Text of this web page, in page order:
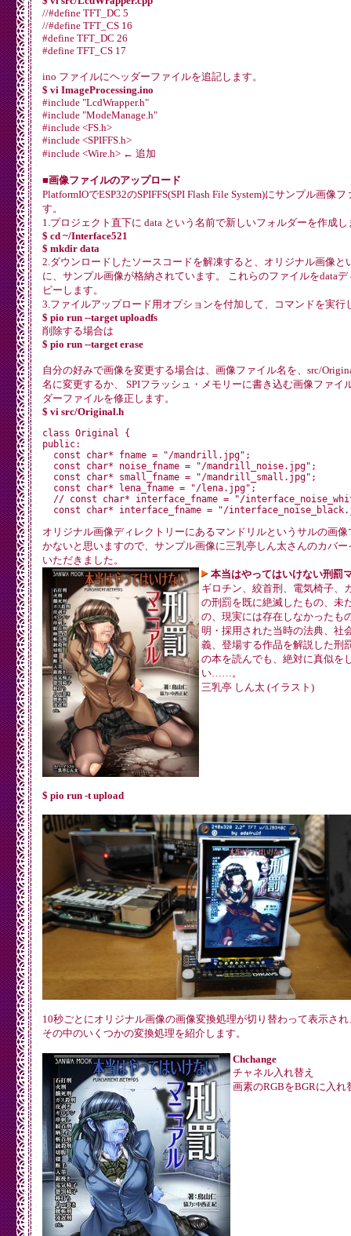
//#define TFT_DC 5
//#define TFT_CS 16
#define TFT_DC 26
#define TFT_CS 17
ino ファイルにヘッダーファイルを追記します。
$ vi ImageProcessing.ino
#include "LcdWrapper.h"
#include "ModeManage.h"
#include <FS.h>
#include <SPIFFS.h>
#include <Wire.h> ← 追加
■画像ファイルのアップロード
PlatformIOでESP32のSPIFFS(SPI Flash File System)にサンプル画像
す。
1.プロジェクト直下に data という名前で新しいフォルダーを作成し
$ cd ~/Interface521
$ mkdir data
2.ダウンロードしたソースコードを解凍すると、オリジナル画像と
に、サンプル画像が格納されています。 これらのファイルをdata
ピーします。
3.ファイルアップロード用オプションを付加して、コマンドを実行
$ pio run --target uploadfs
削除する場合は
$ pio run --target erase
自分の好みで画像を変更する場合は、画像ファイル名を、src/
名に変更するか、 SPIフラッシュ・メモリーに書き込む画像ファイ
ダーファイルを修正します。
$ vi src/Original.h
class Original {
public:
  const char* fname = "/mandrill.jpg";
  const char* noise_fname = "/mandrill_noise.jpg";
  const char* small_fname = "/mandrill_small.jpg";
  const char* lena_fname = "/lena.jpg";
// const char* interface_fname = "/
オリジナル画像ディレクトリーにあるマンドリルというサルの画
かないと思いますので、サンプル画像に三乳亭しん太さんのカバ
いただきました。
本当はやってはいけない刑罰
ギロチン、絞首刑、電気椅子、
の刑罰を既に絶滅したもの、未
の、現実には存在しなかったも
明・採用された当時の法典、社
義、登場する作品を解説した刑
の本を読んでも、絶対に真似を
い……。
三乳亭 しん太 (イラスト)
$ pio run -t upload
10秒ごとにオリジナル画像の画像変換処理が切り替わって表示され
その中のいくつかの変換処理を紹介します。
Chchange
チャネル入れ替え
画素のRGBをBGRに入れ